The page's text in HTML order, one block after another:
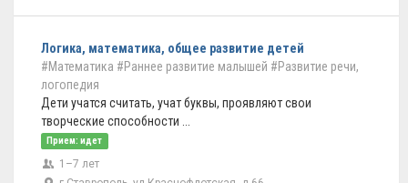
Логика, математика, общее развитие детей
#Математика #Раннее развитие малышей #Развитие речи,
логопедия
Дети учатся считать, учат буквы, проявляют свои
творческие способности ...
Прием: идет
1–7 лет